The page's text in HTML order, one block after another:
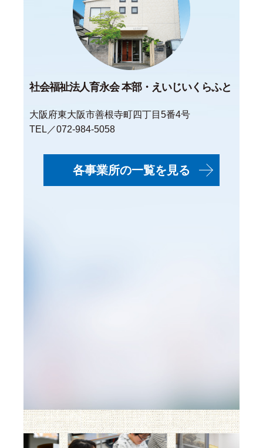
社会福祉法人育永会 本部・えいじいくらふと
大阪府東大阪市善根寺町四丁目5番4号
TEL／072-984-5058
各事業所の一覧を見る